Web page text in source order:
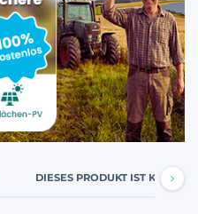
DIESES PRODUKT IST